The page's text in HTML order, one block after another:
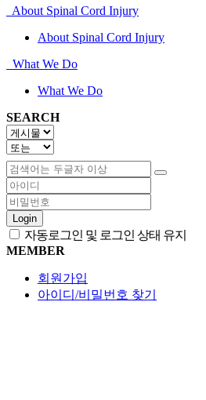
About Spinal Cord Injury
About Spinal Cord Injury
What We Do
What We Do
SEARCH
Login
자동로그인 및 로그인 상태 유지
MEMBER
회원가입
아이디/비밀번호 찾기